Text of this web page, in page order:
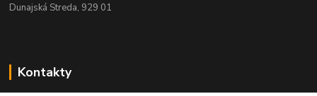
Dunajská Streda, 929 01
Kontakty